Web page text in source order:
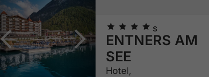
🞙 🞙 🞙 🞙 S
ENTNERS AM
SEE
Hotel,